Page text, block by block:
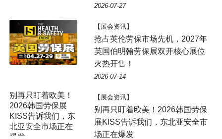
2026-07-27
【展会资讯】
抢占英伦劳保市场先机，2027年
英国伯明翰劳保展双开核心展位
火热开售！
2026-07-14
【展会资讯】
别再只盯着欧美！2026韩国劳保
展KISS告诉我们，东北亚安全市
场正在爆发